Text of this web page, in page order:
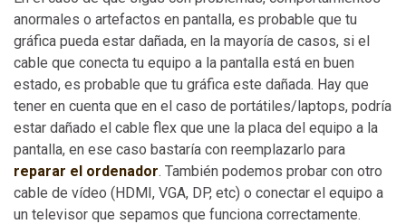
anormales o artefactos en pantalla, es probable que tu
gráfica pueda estar dañada, en la mayoría de casos, si el
cable que conecta tu equipo a la pantalla está en buen
estado, es probable que tu gráfica este dañada. Hay que
tener en cuenta que en el caso de portátiles/laptops, podría
estar dañado el cable flex que une la placa del equipo a la
pantalla, en ese caso bastaría con reemplazarlo para
reparar el ordenador. También podemos probar con otro
cable de vídeo (HDMI, VGA, DP, etc) o conectar el equipo a
un televisor que sepamos que funciona correctamente.